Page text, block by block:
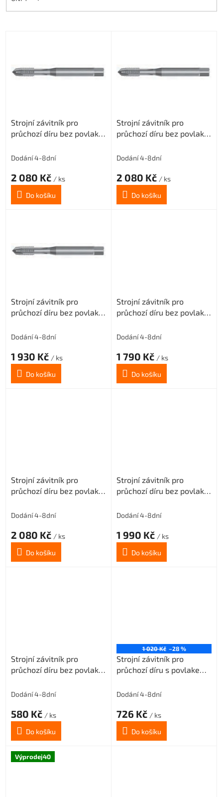
Strojní závitník pro
průchozí díru bez povlaku
ISO2/6H
Dodání 4-8dní
2 080 Kč / ks
Do košíku
Strojní závitník pro
průchozí díru bez povlaku
ISO2/6H
Dodání 4-8dní
2 080 Kč / ks
Do košíku
Strojní závitník pro
průchozí díru bez povlaku
ISO2/6H
Dodání 4-8dní
1 930 Kč / ks
Do košíku
Strojní závitník pro
průchozí díru bez povlaku
ISO2/6H
Dodání 4-8dní
1 790 Kč / ks
Do košíku
Strojní závitník pro
průchozí díru bez povlaku
ISO2/6H
Dodání 4-8dní
2 080 Kč / ks
Do košíku
Strojní závitník pro
průchozí díru bez povlaku
ISO2/6H
Dodání 4-8dní
1 990 Kč / ks
Do košíku
Strojní závitník pro
průchozí díru bez povlaku
ISO2/6H
Dodání 4-8dní
580 Kč / ks
Do košíku
1 020 Kč –28 %
Strojní závitník pro
průchozí díru s povlakem
ISO2/6H
Dodání 4-8dní
726 Kč / ks
Do košíku
Výprodej40